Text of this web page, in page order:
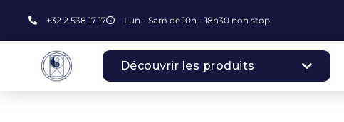
+32 2 538 17 17 Lun - Sam de 10h - 18h30 non stop
Découvrir les produits